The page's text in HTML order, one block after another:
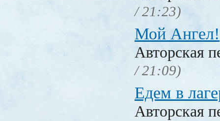
/ 21:23)
Мой Ангел!
Авторская
/ 21:09)
Едем в
Авторская